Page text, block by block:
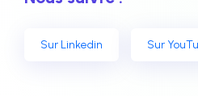
Sur Linkedin Sur